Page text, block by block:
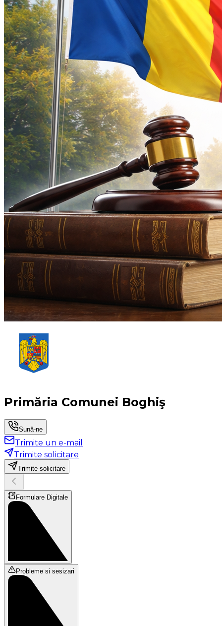
Primăria Comunei Boghiş
Sună-ne
Trimite un e-mail
Trimite solicitare
Trimite solicitare
Formulare Digitale
Probleme si sesizari